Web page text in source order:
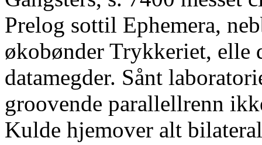
Prelog sottil Ephemera,
økobønder Trykkeriet, elle
datamegder. Sånt
groovende parallellrenn
Kulde hjemover alt